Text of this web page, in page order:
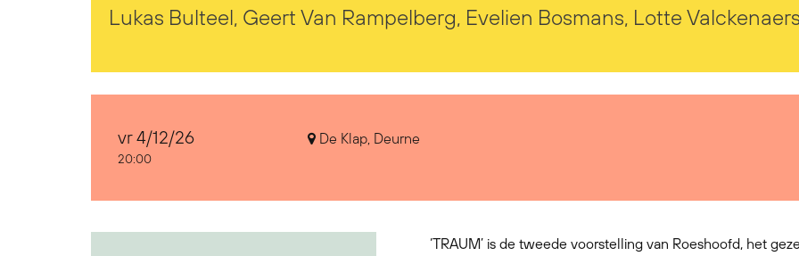
Lukas Bulteel, Geert Van Rampelberg, Evelien Bosmans, Lotte
vr 4/12/26
20:00
De Klap, Deurne
‘TRAUM’ is de tweede voorstelling van Roeshoofd, het